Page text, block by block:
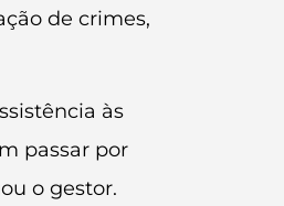
de crimes,
às
passar por
o gestor.